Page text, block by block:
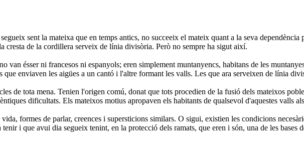
sent la mateixa que en temps antics, no succeeix el mateix quant a la seva
cresta de la cordillera serveix de línia divisòria. Però no sempre ha sigut així.
van ésser ni francesos ni espanyols; eren simplement muntanyencs, habitans de les
que enviaven les aigües a un cantó i l'altre formant les valls. Les que ara serveixen de línia
de tota mena. Tenien l'origen comú, donat que tots procedien de la fusió dels mateixos
dificultats. Els mateixos motius apropaven els habitants de qualsevol d'aquestes valls
formes de parlar, creences i supersticions similars. O sigui, existien les condicions
i que avui dia segueix tenint, en la protecció dels ramats, que eren i són, una de les